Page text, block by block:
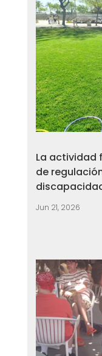
La actividad
de
Jun 21, 2026